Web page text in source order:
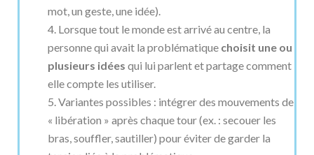
mot, un geste, une idée).
Lorsque tout le monde est arrivé au centre, la
personne qui avait la problématique choisit une ou
plusieurs idées qui lui parlent et partage comment
elle compte les utiliser.
Variantes possibles : intégrer des mouvements de
« libération » après chaque tour (ex. : secouer les
bras, souffler, sautiller) pour éviter de garder la